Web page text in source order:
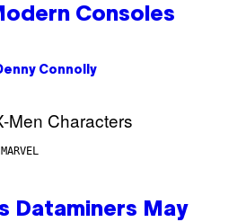
Consoles
Connolly
Dataminers May